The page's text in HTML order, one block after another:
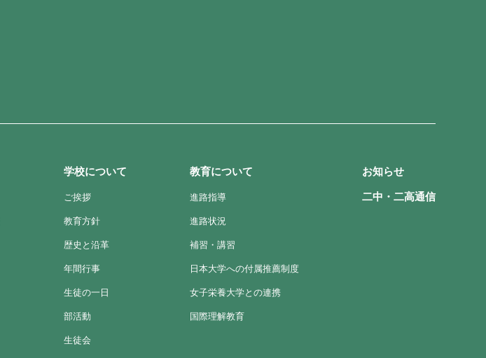
学校について
ご挨拶
教育方針
歴史と沿革
年間行事
生徒の一日
部活動
生徒会
教育について
進路指導
進路状況
補習・講習
日本大学への付属推薦制度
女子栄養大学との連携
国際理解教育
お知らせ
二中・二高通信